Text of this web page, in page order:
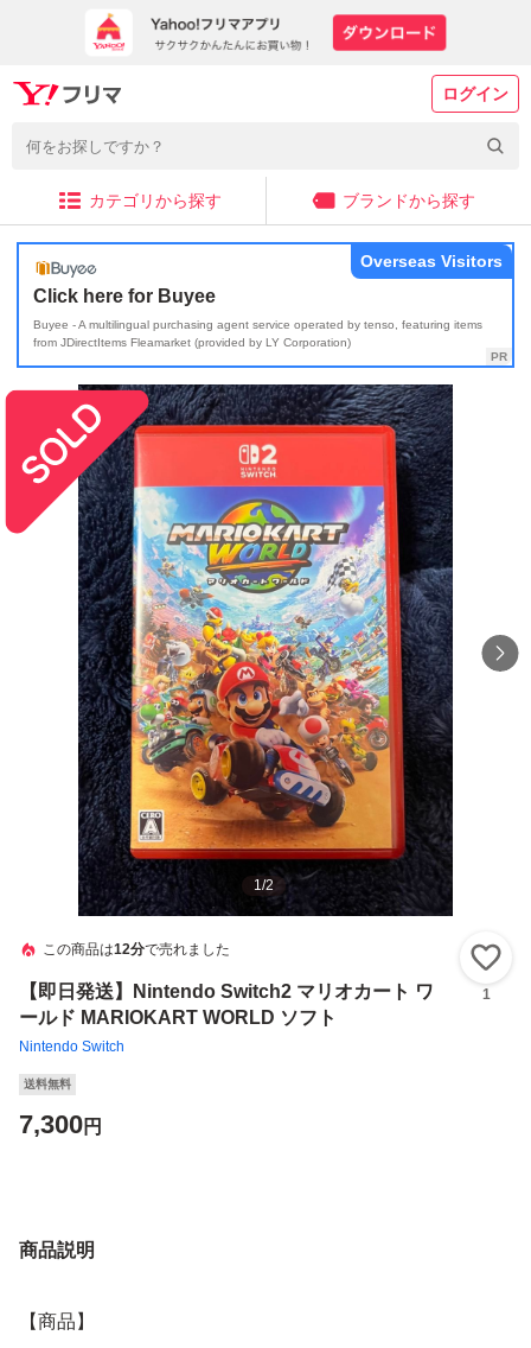
ログイン
カテゴリから探す ブランドから探す
Click here for Buyee
Buyee - A multilingual purchasing agent service operated by tenso, featuring items
from JDirectItems Fleamarket (provided by LY Corporation)
Overseas Visitors
1/2
この商品は12分で売れました
【即日発送】Nintendo Switch2 マリオカート ワ
ールド MARIOKART WORLD ソフト
Nintendo Switch
1
送料無料
7,300円
商品説明
【商品】